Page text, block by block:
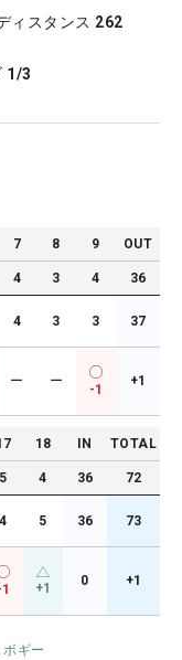
ィスタンス 262
1/3
7 8 9 OUT
4 3 4 36
4 3 3 37
ー ー
-1
+1
18 IN TOTAL
5 4 36 72
4 5 36 73
+1 0 +1
ボギー